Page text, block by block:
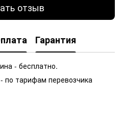
отзыв
Гарантия
- бесплатно.
по тарифам перевозчика